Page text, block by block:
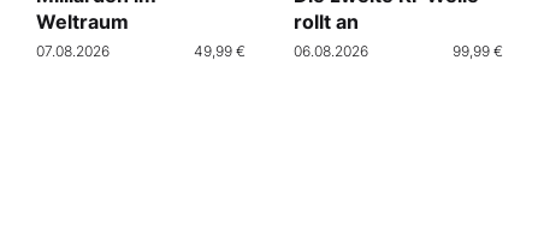
Weltraum
07.08.2026 49,99 €
rollt an
06.08.2026 99,99 €